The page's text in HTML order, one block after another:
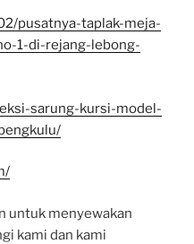
pusatnya-taplak-meja-
1-di-rejang-lebong-
sarung-kursi-model-
untuk menyewakan
kami dan kami